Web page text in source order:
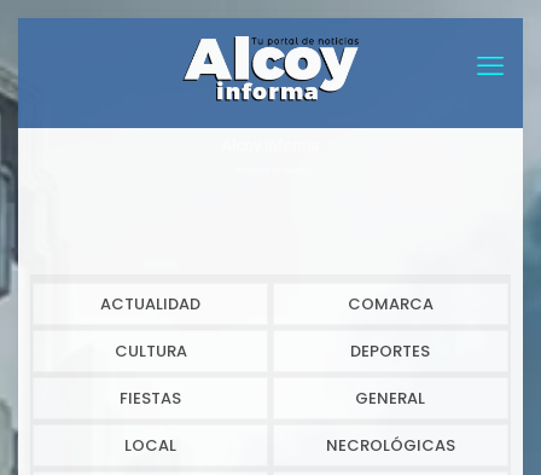
ACTUALIDAD COMARCA
CULTURA DEPORTES
FIESTAS GENERAL
LOCAL NECROLÓGICAS